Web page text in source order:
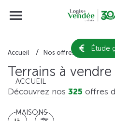
Étude
ACCUEIL
MAISONS
Accueil Nos offres de terrain
Terrains à vendre
Découvrez nos 325 offres